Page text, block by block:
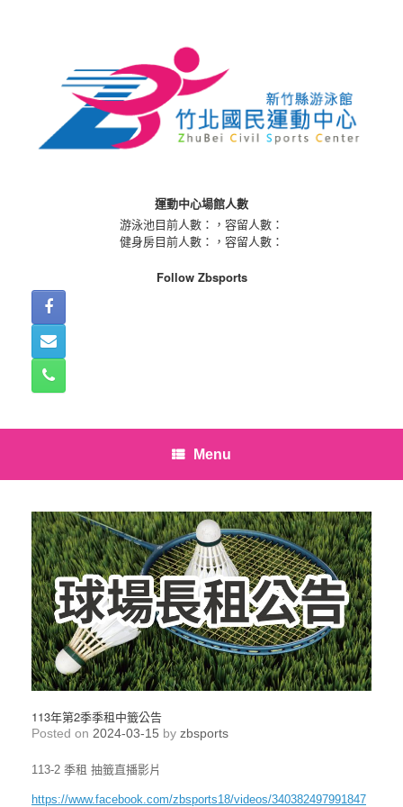
運動中心場館人數
游泳池目前人數：
，容留人數：
健身房目前人數：
，容留人數：
Follow Zbsports
Menu
113年第2季季租中籤公告
Posted on 2024-03-15 by zbsports
113-2 季租 抽籤直播影片
https://www.facebook.com/zbsports18/videos/340382497991847